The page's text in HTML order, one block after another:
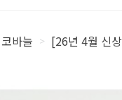
코바늘 > [26년 4월 신